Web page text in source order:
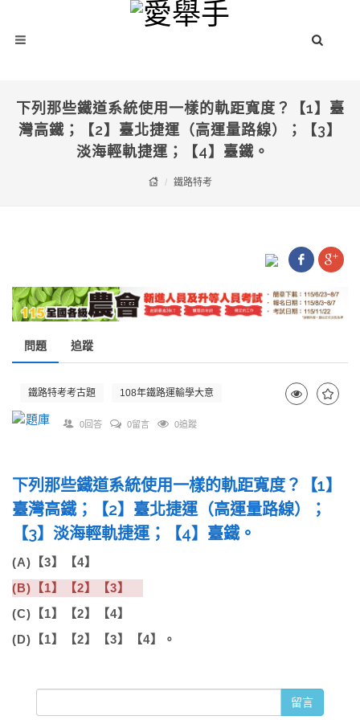
下列那些鐵道系統使用一樣的軌距寬度？【1】臺
灣高鐵；【2】臺北捷運（高運量路線）；【3】
淡海輕軌捷運；【4】臺鐵。
鐵路特考
問題 追蹤
鐵路特考考古題 108年鐵路運輸學大意
0回答 0留言 0追蹤
下列那些鐵道系統使用一樣的軌距寬度？【1】
臺灣高鐵；【2】臺北捷運（高運量路線）；
【3】淡海輕軌捷運；【4】臺鐵。
(A)【3】【4】
(B)【1】【2】【3】
(C)【1】【2】【4】
(D)【1】【2】【3】【4】。
留言